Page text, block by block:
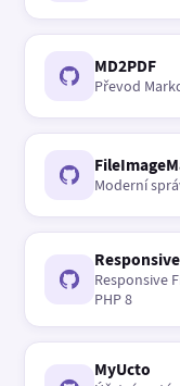
MD2PDF
Převod
Moderní
Responsive
PHP 8
MyUcto